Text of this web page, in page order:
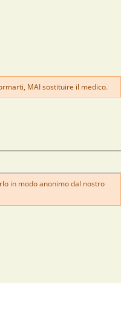
MAI sostituire il medico.
in modo anonimo dal nostro